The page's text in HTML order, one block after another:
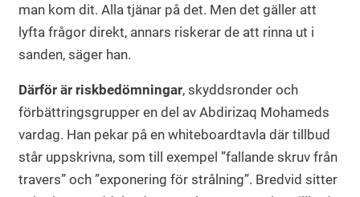
man kom dit. Alla tjänar på det. Men det gäller att
lyfta frågor direkt, annars riskerar de att rinna ut i
sanden, säger han.
Därför är riskbedömningar, skyddsronder och
förbättringsgrupper en del av Abdirizaq Mohameds
vardag. Han pekar på en whiteboardtavla där tillbud
står uppskrivna, som till exempel ”fallande skruv från
travers” och ”exponering för strålning”. Bredvid sitter